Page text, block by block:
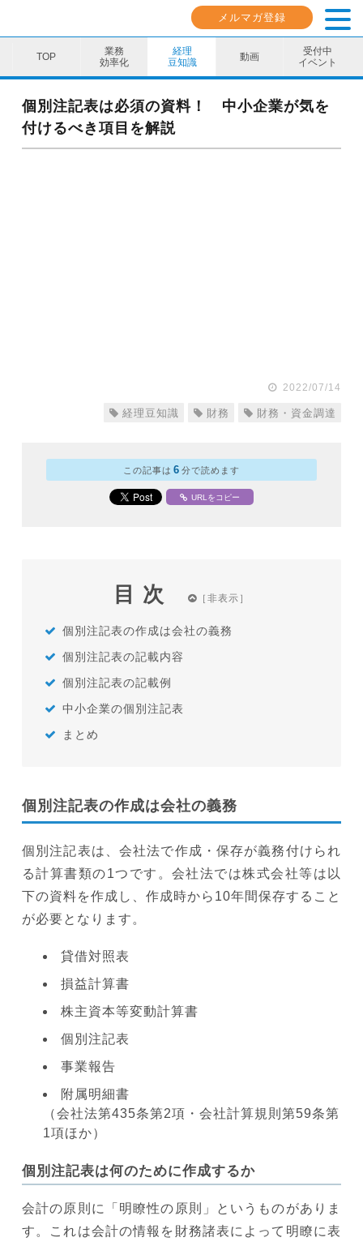
メルマガ登録
業務
効率化
経理
豆知識
動画
受付中
イベント
業務効率化
経理豆知識
個別注記表は必須の資料！ 中小企業が気を
付けるべき項目を解説
2022/07/14
経理豆知識 財務 財務・資金調達
この記事は 6 分で読めます
URLをコピー
目次
個別注記表の作成は会社の義務
個別注記表の記載内容
個別注記表の記載例
中小企業の個別注記表
まとめ
個別注記表の作成は会社の義務
個別注記表は、会社法で作成・保存が義務付けられ
る計算書類の1つです。会社法では株式会社等は以
下の資料を作成し、作成時から10年間保存すること
が必要となります。
貸借対照表
損益計算書
株主資本等変動計算書
個別注記表
事業報告
附属明細書
（会社法第435条第2項・会社計算規則第59条第
1項ほか）
個別注記表は何のために作成するか
会計の原則に「明瞭性の原則」というものがありま
す。これは会計の情報を財務諸表によって明瞭に表